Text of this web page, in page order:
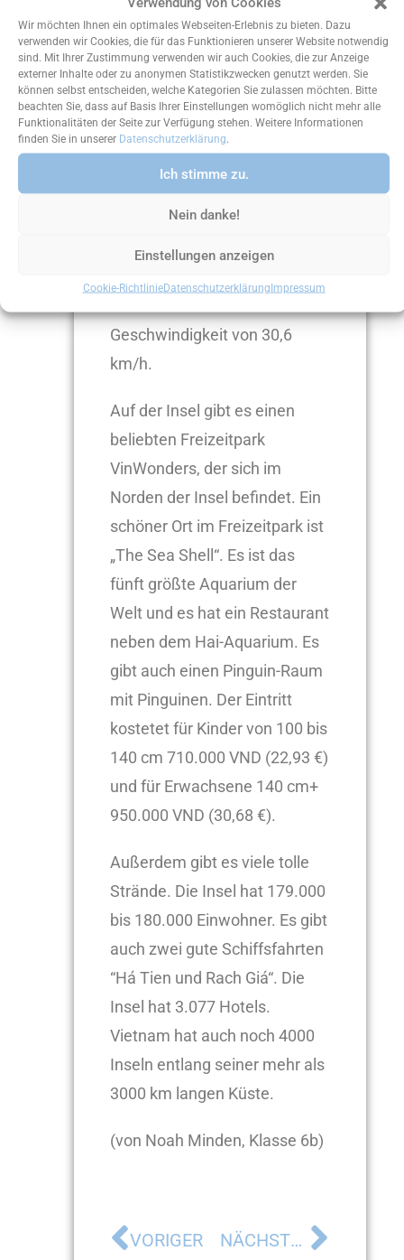
Wir möchten Ihnen ein optimales Webseiten-Erlebnis zu bieten. Dazu
verwenden wir Cookies, die für das Funktionieren unserer Website notwendig
sind. Mit Ihrer Zustimmung verwenden wir auch Cookies, die zur Anzeige
externer Inhalte oder zu anonymen Statistikzwecken genutzt werden. Sie
können selbst entscheiden, welche Kategorien Sie zulassen möchten. Bitte
beachten Sie, dass auf Basis Ihrer Einstellungen womöglich nicht mehr alle
Funktionalitäten der Seite zur Verfügung stehen. Weitere Informationen
finden Sie in unserer Datenschutzerklärung.
Ich stimme zu.
Nein danke!
Einstellungen anzeigen
Cookie-RichtlinieDatenschutzerklärungImpressum
Die Insel Phu Quoc befindet
sich in der Nähe von Vietnam.
Sie ist so nah, dass man
dorthin mit einer Seilbahn
hinfahren kann. Die Fahrt der
Geschwindigkeit von 30,6
km/h.
Auf der Insel gibt es einen
beliebten Freizeitpark
VinWonders, der sich im
Norden der Insel befindet. Ein
schöner Ort im Freizeitpark ist
„The Sea Shell“. Es ist das
fünft größte Aquarium der
Welt und es hat ein Restaurant
neben dem Hai-Aquarium. Es
gibt auch einen Pinguin-Raum
mit Pinguinen. Der Eintritt
kostetet für Kinder von 100 bis
140 cm 710.000 VND (22,93 €)
und für Erwachsene 140 cm+
950.000 VND (30,68 €).
Außerdem gibt es viele tolle
Strände. Die Insel hat 179.000
bis 180.000 Einwohner. Es gibt
auch zwei gute Schiffsfahrten
“Há Tien und Rach Giá“. Die
Insel hat 3.077 Hotels.
Vietnam hat auch noch 4000
Inseln entlang seiner mehr als
3000 km langen Küste.
(von Noah Minden, Klasse 6b)
VORIGER NÄCHSTER